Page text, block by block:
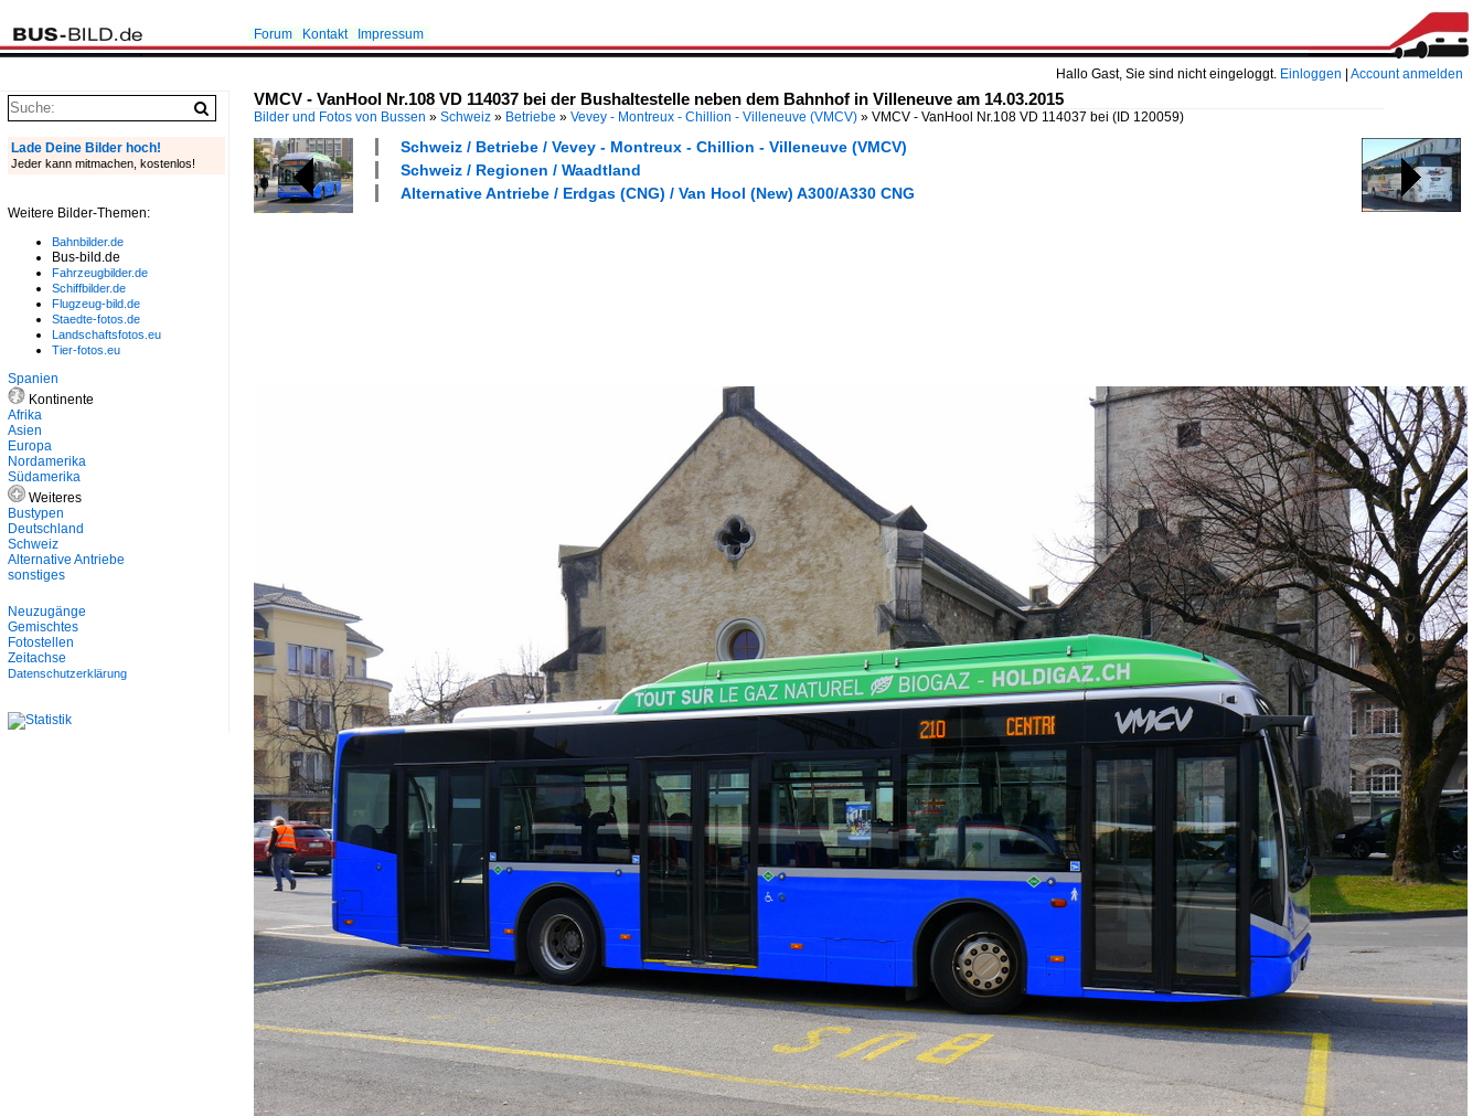
Hallo Gast, Sie sind nicht eingeloggt. Einloggen Account anmelden
Forum Kontakt Impressum
VMCV - VanHool Nr.108 VD 114037 bei der Bushaltestelle neben dem Bahnhof in Villeneuve am 14.03.2015
Bilder und Fotos von Bussen » Schweiz » Betriebe » Vevey - Montreux - Chillion - Villeneuve (VMCV) » VMCV - VanHool Nr.108 VD 114037 bei (ID 120059)
Schweiz / Betriebe / Vevey - Montreux - Chillion - Villeneuve (VMCV)
Schweiz / Regionen / Waadtland
Alternative Antriebe / Erdgas (CNG) / Van Hool (New) A300/A330 CNG
Lade Deine Bilder hoch!
Jeder kann mitmachen, kostenlos!
Weitere Bilder-Themen:
Bahnbilder.de
Bus-bild.de
Fahrzeugbilder.de
Schiffbilder.de
Flugzeug-bild.de
Staedte-fotos.de
Landschaftsfotos.eu
Tier-fotos.eu
Spanien
Kontinente
Afrika
Asien
Europa
Nordamerika
Südamerika
Weiteres
Bustypen
Deutschland
Schweiz
Alternative Antriebe
sonstiges
Neuzugänge
Gemischtes
Fotostellen
Zeitachse
Datenschutzerklärung